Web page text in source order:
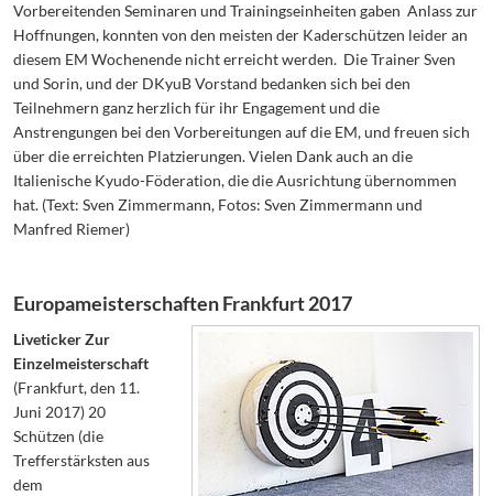
Vorbereitenden Seminaren und Trainingseinheiten gaben Anlass zur
Hoffnungen, konnten von den meisten der Kaderschützen leider an
diesem EM Wochenende nicht erreicht werden. Die Trainer Sven
und Sorin, und der DKyuB Vorstand bedanken sich bei den
Teilnehmern ganz herzlich für ihr Engagement und die
Anstrengungen bei den Vorbereitungen auf die EM, und freuen sich
über die erreichten Platzierungen. Vielen Dank auch an die
Italienische Kyudo-Föderation, die die Ausrichtung übernommen
hat. (Text: Sven Zimmermann, Fotos: Sven Zimmermann und
Manfred Riemer)
Europameisterschaften Frankfurt 2017
Liveticker Zur
Einzelmeisterschaft
(Frankfurt, den 11.
Juni 2017) 20
Schützen (die
Trefferstärksten aus
dem